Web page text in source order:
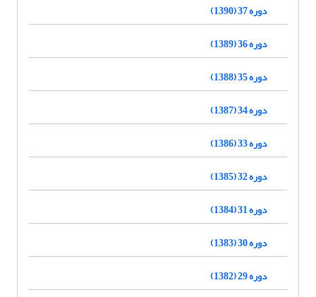
دوره 37 (1390)
دوره 36 (1389)
دوره 35 (1388)
دوره 34 (1387)
دوره 33 (1386)
دوره 32 (1385)
دوره 31 (1384)
دوره 30 (1383)
دوره 29 (1382)